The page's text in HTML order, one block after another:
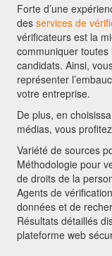
Forte d’une
des services de
vérificateurs est la
communiquer
candidats. Ainsi,
représenter
votre entreprise.
De plus, en
médias, vous
Variété de sources
Méthodologie pour
de droits de la
Agents de
données et de
Résultats détaillés
plateforme web